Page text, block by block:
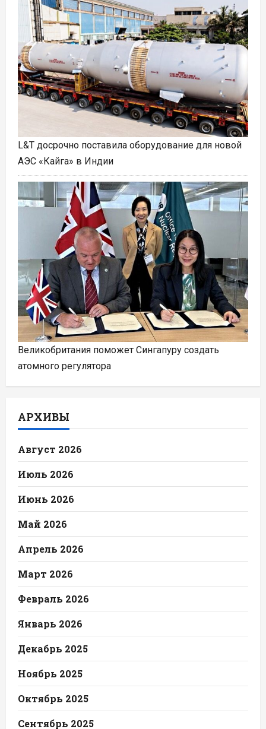
L&T досрочно поставила оборудование для новой
АЭС «Кайга» в Индии
Великобритания поможет Сингапуру создать
атомного регулятора
АРХИВЫ
Август 2026
Июль 2026
Июнь 2026
Май 2026
Апрель 2026
Март 2026
Февраль 2026
Январь 2026
Декабрь 2025
Ноябрь 2025
Октябрь 2025
Сентябрь 2025